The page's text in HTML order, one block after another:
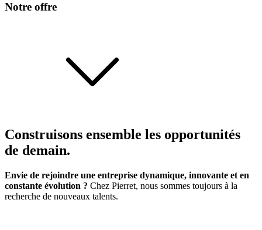
Notre offre
Construisons ensemble les opportunités
de demain.
Envie de rejoindre une entreprise dynamique, innovante et en
constante évolution ? Chez Pierret, nous sommes toujours à la
recherche de nouveaux talents.